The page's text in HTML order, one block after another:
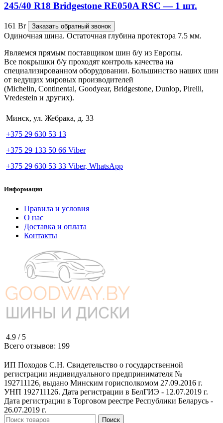
245/40 R18 Bridgestone RE050A RSC — 1 шт.
161 Br Заказать обратный звонок
Одиночная шина. Остаточная глубина протектора 7.5 мм.
Являемся прямым поставщиком шин б/у из Европы.
Все покрышки б/у проходят контроль качества на
специализированном оборудовании. Большинство наших шин
от ведущих мировых производителей
(Michelin, Continental, Goodyear, Bridgestone, Dunlop, Pirelli,
Vredestein и других).
Минск, ул. Жебрака, д. 33
+375 29 630 53 13
+375 29 133 50 66 Viber
+375 29 630 53 33 Viber, WhatsApp
Информация
Правила и условия
О нас
Доставка и оплата
Контакты
4.9 / 5
Всего отзывов: 199
ИП Походов С.Н. Свидетельство о государственной
регистрации индивидуального предпринимателя №
192711126, выдано Минским горисполкомом 27.09.2016 г.
УНП 192711126. Дата регистрации в БелГИЭ - 12.07.2019 г.
Дата регистрации в Торговом реестре Республики Беларусь -
26.07.2019 г.
Поиск